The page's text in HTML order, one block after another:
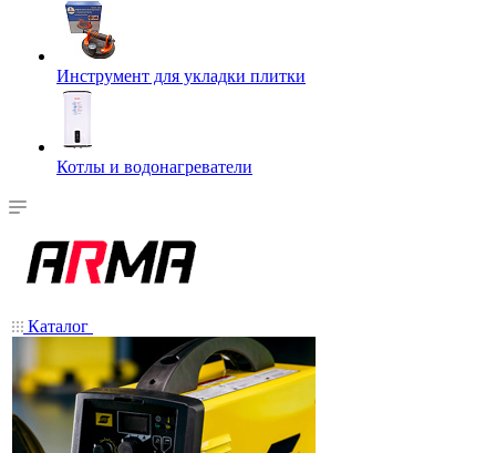
Инструмент для укладки плитки
Котлы и водонагреватели
Каталог